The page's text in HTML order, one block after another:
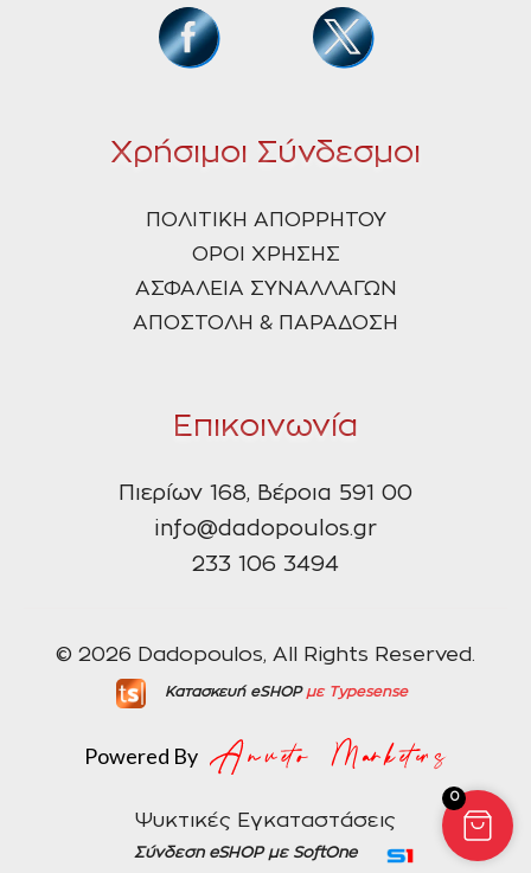
Χρήσιμοι Σύνδεσμοι
ΠΟΛΙΤΙΚΗ ΑΠΟΡΡΗΤΟΥ
ΟΡΟΙ ΧΡΗΣΗΣ
ΑΣΦΑΛΕΙΑ ΣΥΝΑΛΛΑΓΩΝ
ΑΠΟΣΤΟΛΗ & ΠΑΡΑΔΟΣΗ
Επικοινωνία
Πιερίων 168, Βέροια 591 00
info@dadopoulos.gr
233 106 3494
© 2026 Dadopoulos, All Rights Reserved.
Κατασκευή eSHOPμε Typesense
Powered By
Ψυκτικές Εγκαταστάσεις
Σύνδεση eSHOP με SoftOne
0